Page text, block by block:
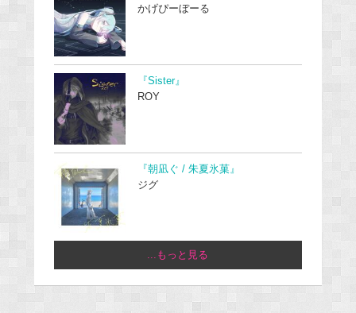
かげぴーぼーる
『Sister』
ROY
『朝凪ぐ / 朱夏氷菓』
ジグ
...もっと見る